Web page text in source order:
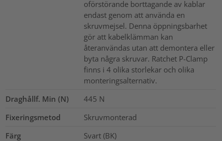
oförstörande borttagande av kablar
endast genom att använda en
skruvmejsel. Denna öppningsbarhet
gör att kabelklämman kan
återanvändas utan att demontera eller
byta några skruvar. Ratchet P-Clamp
finns i 4 olika storlekar och olika
monteringsalternativ.
Draghållf. Min (N)
445 N
Fixeringsmetod
Skruvmonterad
Färg
Svart (BK)